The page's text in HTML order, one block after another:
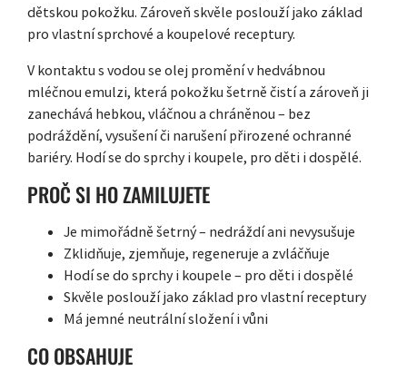
dětskou pokožku. Zároveň skvěle poslouží jako základ
pro vlastní sprchové a koupelové receptury.
V kontaktu s vodou se olej promění v hedvábnou
mléčnou emulzi, která pokožku šetrně čistí a zároveň ji
zanechává hebkou, vláčnou a chráněnou – bez
podráždění, vysušení či narušení přirozené ochranné
bariéry. Hodí se do sprchy i koupele, pro děti i dospělé.
PROČ SI HO ZAMILUJETE
Je mimořádně šetrný – nedráždí ani nevysušuje
Zklidňuje, zjemňuje, regeneruje a zvláčňuje
Hodí se do sprchy i koupele – pro děti i dospělé
Skvěle poslouží jako základ pro vlastní receptury
Má jemné neutrální složení i vůni
CO OBSAHUJE